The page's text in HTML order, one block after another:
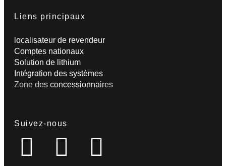
Liens principaux
localisateur de revendeur
Comptes nationaux
Solution de lithium
Intégration des systèmes
Zone des concessionnaires
Suivez-nous